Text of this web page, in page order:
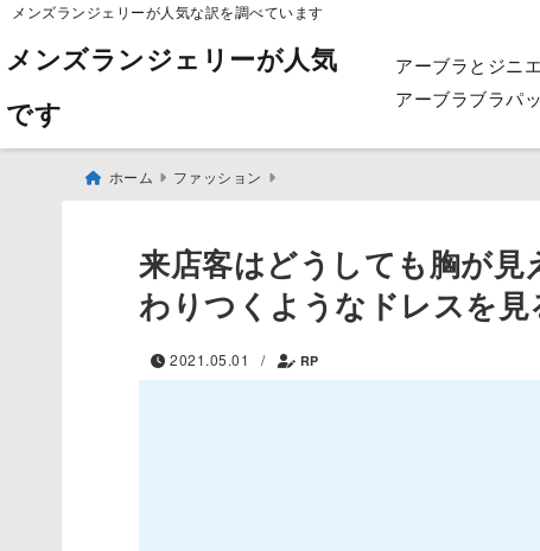
メンズランジェリーが人気な訳を調べています
メンズランジェリーが人気
です
アーブラとジニ
アーブラブラパ
ホーム ファッション
来店客はどうしても胸が
わりつくようなドレスを見
2021.05.01 / RP